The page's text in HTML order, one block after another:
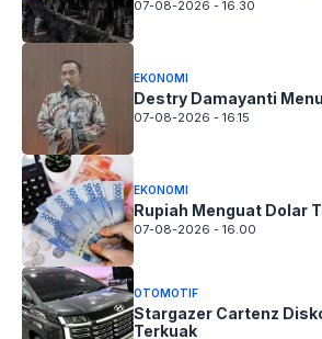
07-08-2026 - 16.30
EKONOMI
Destry Damayanti
07-08-2026 - 16.15
EKONOMI
Rupiah Menguat Dolar
07-08-2026 - 16.00
OTOMOTIF
Stargazer Cartenz
Terkuak